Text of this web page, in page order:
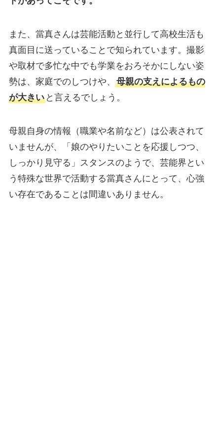
また、當真さんは芸能活動と並行して高校生活も
真面目に送っていることで知られています。撮影
や取材で多忙な中でも学業をおろそかにしない姿
勢は、家庭でのしつけや、 母親の支えによるもの
が大きいと言えるでしょう。
母親自身の情報（職業や名前など）は公表されて
いませんが、「娘のやりたいことを応援しつつ、
しっかり見守る」スタンスのようで、芸能界とい
う特殊な世界で活動する當真さんにとって、心強
い存在であることは間違いありません。